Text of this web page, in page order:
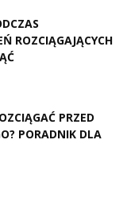
ROZCIĄGAJĄCYCH
PRZED
PORADNIK DLA